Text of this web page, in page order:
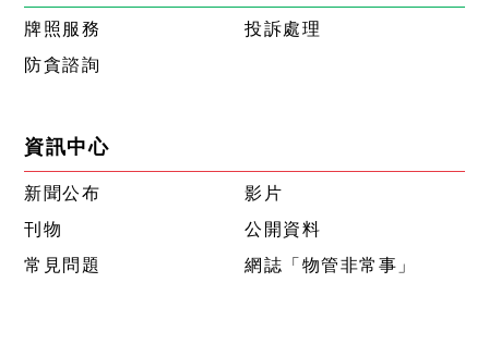
牌照服務
投訴處理
防貪諮詢
資訊中心
新聞公布
影片
刊物
公開資料
常見問題
網誌「物管非常事」